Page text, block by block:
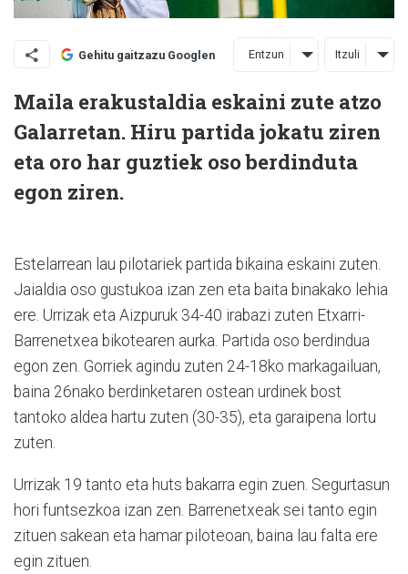
Gehitu gaitzazu Googlen Entzun Itzuli
Maila erakustaldia eskaini zute atzo
Galarretan. Hiru partida jokatu ziren
eta oro har guztiek oso berdinduta
egon ziren.
Estelarrean lau pilotariek partida bikaina eskaini zuten.
Jaialdia oso gustukoa izan zen eta baita binakako lehia
ere. Urrizak eta Aizpuruk 34-40 irabazi zuten Etxarri-
Barrenetxea bikotearen aurka. Partida oso berdindua
egon zen. Gorriek agindu zuten 24-18ko markagailuan,
baina 26nako berdinketaren ostean urdinek bost
tantoko aldea hartu zuten (30-35), eta garaipena lortu
zuten.
Urrizak 19 tanto eta huts bakarra egin zuen. Segurtasun
hori funtsezkoa izan zen. Barrenetxeak sei tanto egin
zituen sakean eta hamar piloteoan, baina lau falta ere
egin zituen.